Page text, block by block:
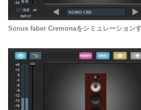
Sonus faber Cremonaをシミュレーション